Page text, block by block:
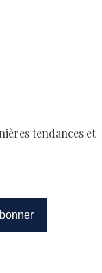
tendances et